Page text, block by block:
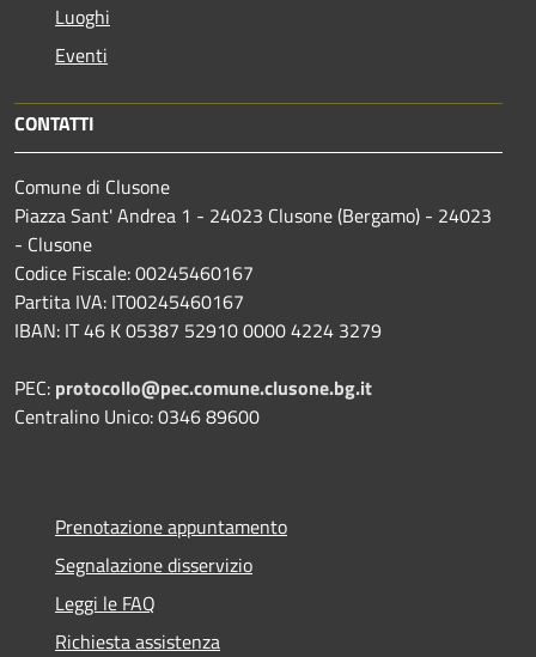
Luoghi
Eventi
CONTATTI
Comune di Clusone
Piazza Sant' Andrea 1 - 24023 Clusone (Bergamo) - 24023
- Clusone
Codice Fiscale: 00245460167
Partita IVA: IT00245460167
IBAN: IT 46 K 05387 52910 0000 4224 3279
PEC: protocollo@pec.comune.clusone.bg.it
Centralino Unico: 0346 89600
Prenotazione appuntamento
Segnalazione disservizio
Leggi le FAQ
Richiesta assistenza